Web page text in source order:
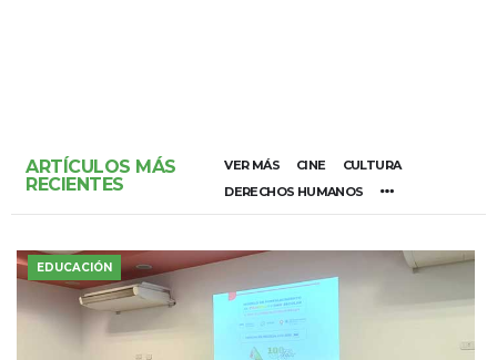
ARTÍCULOS MÁS
RECIENTES
VER MÁS CINE
CULTURA
DERECHOS HUMANOS
EDUCACIÓN